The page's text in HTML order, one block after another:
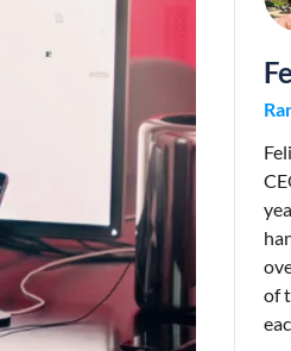
of